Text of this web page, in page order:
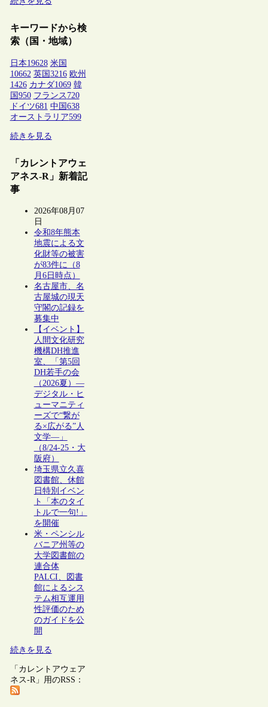
キーワードから検
索（国・地域）
日本19628 米国
10662 英国 3216 欧州
1426 カナダ1069 韓
国 950 フランス 720
ドイツ681 中国 638
オーストラリア599
続きを見る
「カレントアウェ
アネス-R」新着記
事
2026年08月07
日
令和8年熊本
地震による文
化財等の被害
が83件に（8
月6日時点）
名古屋市、名
古屋城の現天
守閣の記録を
募集中
【イベント】
人間文化研究
機構DH推進
室、「第5回
DH若手の会
（2026夏）―
デジタル・ヒ
ューマニティ
ーズで“繋が
る×広がる”人
文学―」
（8/24-25・大
阪府）
埼玉県立久喜
図書館、休館
日特別イベン
ト「本のタイ
トルで一句!」
を開催
米・ペンシル
バニア州等の
大学図書館の
連合体
PALCI、図書
館によるシス
テム相互運用
性評価のため
のガイドを公
開
続きを見る
「カレントアウェア
ネス-R」用のRSS：